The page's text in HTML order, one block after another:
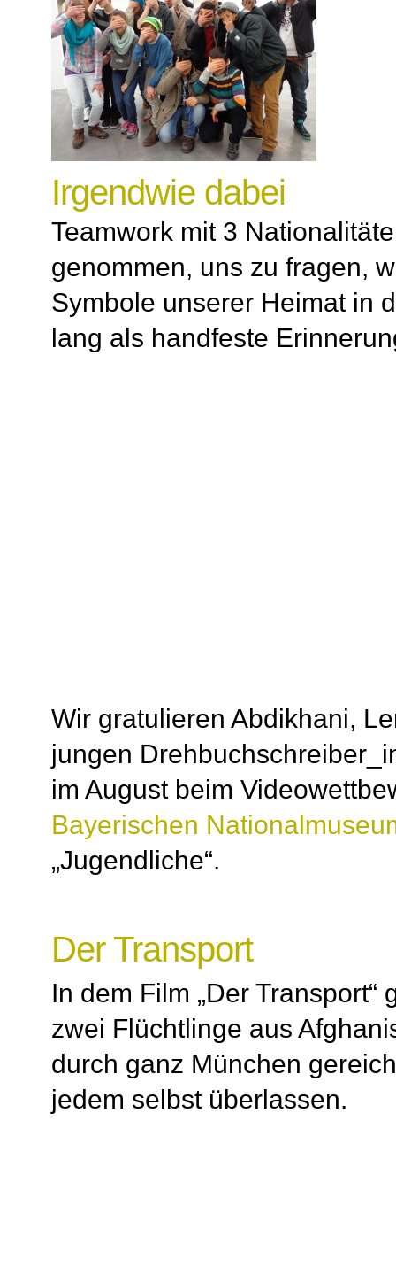
Irgendwie dabei
Teamwork mit 3
genommen, uns zu fragen,
Symbole unserer Heimat in
lang als handfeste
Wir gratulieren Abdikhani,
jungen
im August beim
Bayerischen
„Jugendliche“.
Der Transport
In dem Film „Der
zwei Flüchtlinge aus
durch ganz München
jedem selbst überlassen.